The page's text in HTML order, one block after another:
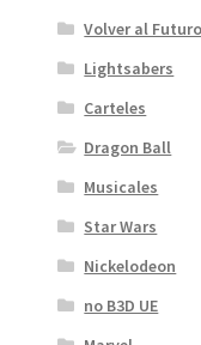
Volver al Futuro
Lightsabers
Carteles
Dragon Ball
Musicales
Star Wars
Nickelodeon
no B3D UE